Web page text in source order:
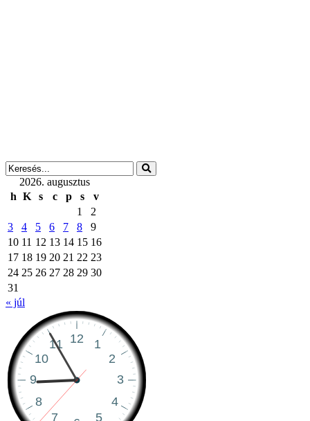
2026. augusztus
h K s c p s
v
1
2
3
4 5 6 7 8
9
10 11 12 13 14 15 16
17 18 19 20 21 22 23
24 25 26 27 28 29 30
31
« júl